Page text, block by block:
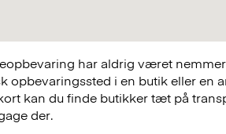
har aldrig været
opbevaringssted i en butik eller en
kan du finde butikker tæt på
der.